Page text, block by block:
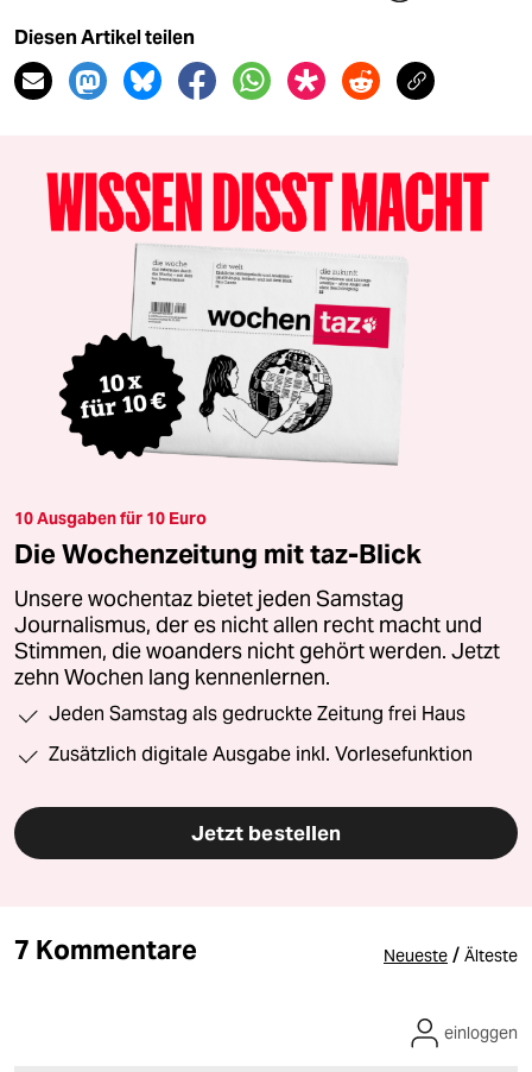
Diesen Artikel teilen
10 Ausgaben für 10 Euro
Die Wochenzeitung mit taz-Blick
Unsere wochentaz bietet jeden Samstag
Journalismus, der es nicht allen recht macht und
Stimmen, die woanders nicht gehört werden. Jetzt
zehn Wochen lang kennenlernen.
Jeden Samstag als gedruckte Zeitung frei Haus
Zusätzlich digitale Ausgabe inkl. Vorlesefunktion
Jetzt bestellen
7 Kommentare Neueste / Älteste
einloggen